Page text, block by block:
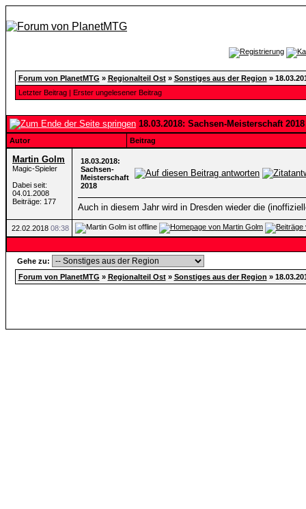
Forum von PlanetMTG » Regionalteil Ost» Sonstiges aus der Region »
Letzter Beitrag| Erster ungelesener Beitrag
18.03.2018: Sachsen-Meisterschaft 2018
Autor Beitrag
Martin Golm
Magic-Spieler
Dabei seit:
04.01.2008
Beiträge: 177
18.03.2018:
Sachsen-
Meisterschaft
2018
Auch in diesem Jahr wird in Dresden wieder die
22.02.2018 08:38
Gehe zu:
Forum von PlanetMTG » Regionalteil Ost» Sonstiges aus der Region »